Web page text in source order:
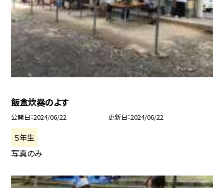
飯盒炊爨のよす
公開日 2024/06/22 更新日 2024/06/22
５年生
写真のみ